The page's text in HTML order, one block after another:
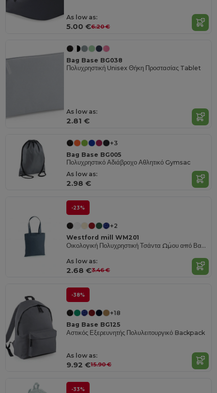
As low as:
5.00 €6.20 €
Bag Base BG038
Πολυχρηστική Unisex Θήκη Προστασίας Tablet
As low as:
2.81 €
+3
Bag Base BG005
Πολυχρηστικό Αδιάβροχο Αθλητικό Gymsac
As low as:
2.98 €
-23%
+2
Westford mill WM201
Οικολογική Πολυχρηστική Τσάντα Ώμου από Βαμβάκι
As low as:
2.68 €3.46 €
-38%
+18
Bag Base BG125
Αστικός Εξερευνητής Πολυλειτουργικό Backpack
As low as:
9.92 €15.90 €
-33%